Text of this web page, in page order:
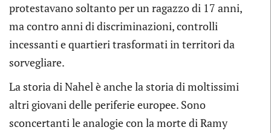
protestavano soltanto per un ragazzo di 17 anni,
ma contro anni di discriminazioni, controlli
incessanti e quartieri trasformati in territori da
sorvegliare.
La storia di Nahel è anche la storia di moltissimi
altri giovani delle periferie europee. Sono
sconcertanti le analogie con la morte di Ramy